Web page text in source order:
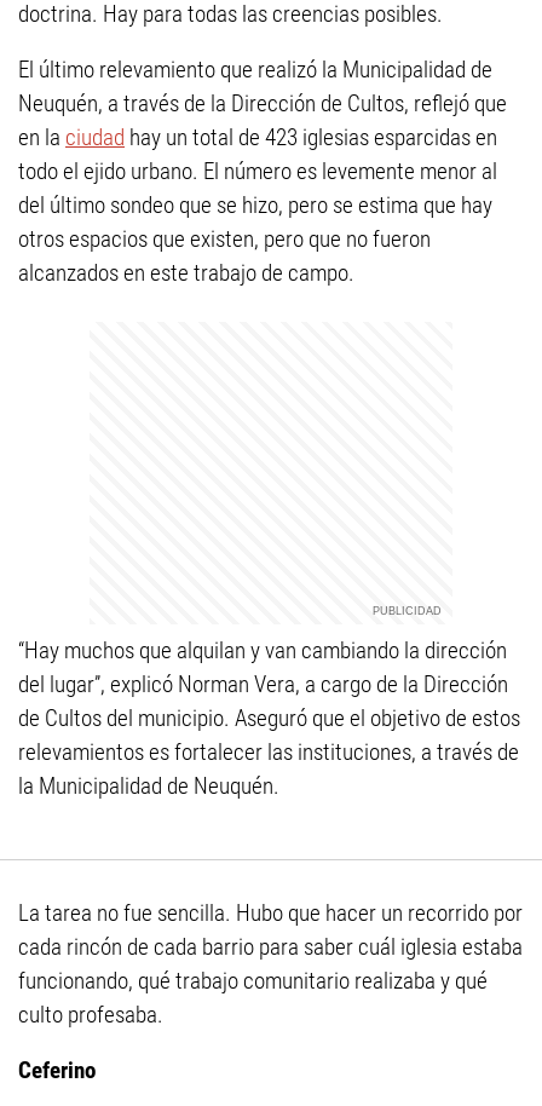
doctrina. Hay para todas las creencias posibles.
El último relevamiento que realizó la Municipalidad de
Neuquén, a través de la Dirección de Cultos, reflejó que
en la ciudad hay un total de 423 iglesias esparcidas en
todo el ejido urbano. El número es levemente menor al
del último sondeo que se hizo, pero se estima que hay
otros espacios que existen, pero que no fueron
alcanzados en este trabajo de campo.
“Hay muchos que alquilan y van cambiando la dirección
del lugar”, explicó Norman Vera, a cargo de la Dirección
de Cultos del municipio. Aseguró que el objetivo de estos
relevamientos es fortalecer las instituciones, a través de
la Municipalidad de Neuquén.
La tarea no fue sencilla. Hubo que hacer un recorrido por
cada rincón de cada barrio para saber cuál iglesia estaba
funcionando, qué trabajo comunitario realizaba y qué
culto profesaba.
Ceferino